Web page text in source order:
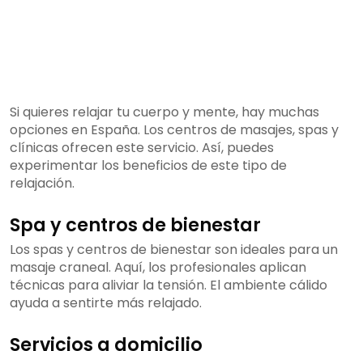
Si quieres relajar tu cuerpo y mente, hay muchas
opciones en España. Los centros de masajes, spas y
clínicas ofrecen este servicio. Así, puedes
experimentar los beneficios de este tipo de
relajación.
Spa y centros de bienestar
Los spas y centros de bienestar son ideales para un
masaje craneal. Aquí, los profesionales aplican
técnicas para aliviar la tensión. El ambiente cálido
ayuda a sentirte más relajado.
Servicios a domicilio